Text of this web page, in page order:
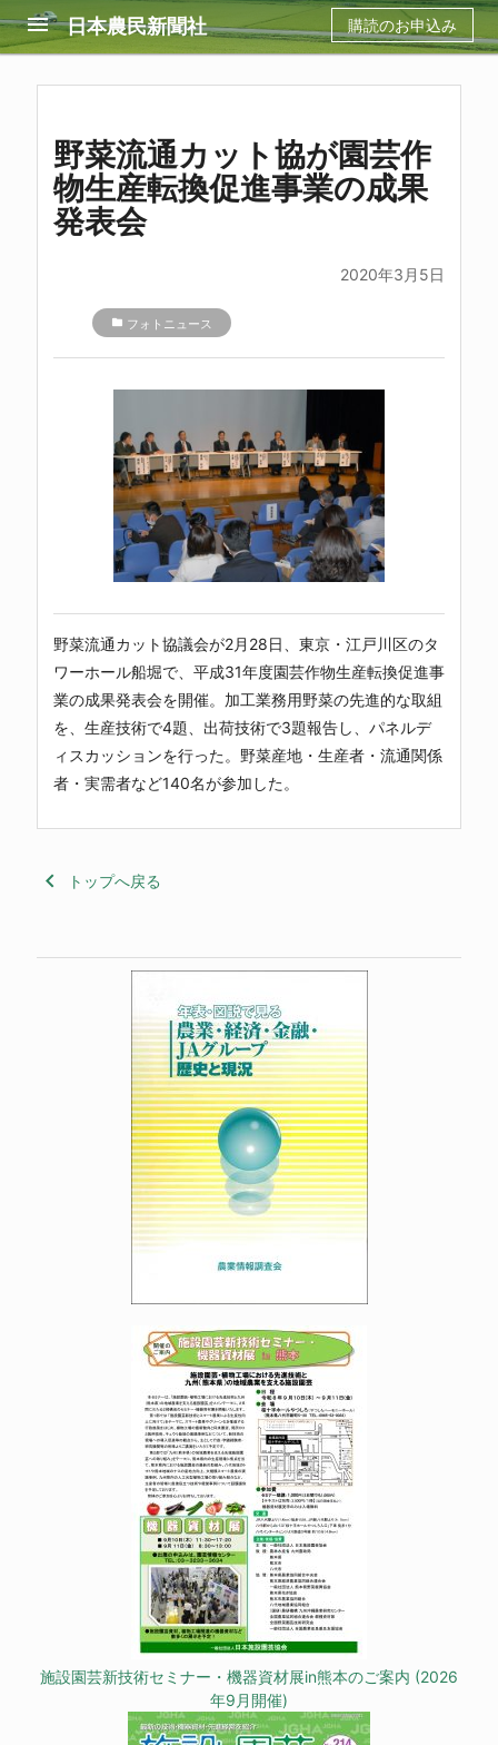
menu 日本農民新聞社 購読のお申込み
野菜流通カット協が園芸作
物生産転換促進事業の成果
発表会
2020年3月5日
folder フォトニュース
野菜流通カット協議会が2月28日、東京・江戸川区のタ
ワーホール船堀で、平成31年度園芸作物生産転換促進事
業の成果発表会を開催。加工業務用野菜の先進的な取組
を、生産技術で4題、出荷技術で3題報告し、パネルデ
ィスカッションを行った。野菜産地・生産者・流通関係
者・実需者など140名が参加した。
keyboard_arrow_left トップへ戻る
施設園芸新技術セミナー・機器資材展in熊本のご案内 (2026
年9月開催)